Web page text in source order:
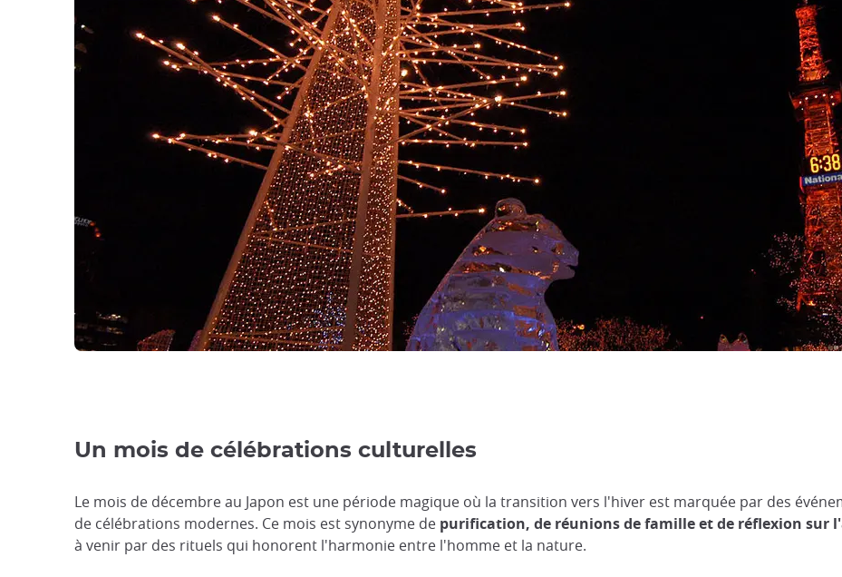
Un mois de célébrations culturelles
Le mois de décembre au Japon est une période magique où la transition vers l'hiver est marquée par des
de célébrations modernes. Ce mois est synonyme de purification, de réunions de famille et de réflexion sur
à venir par des rituels qui honorent l'harmonie entre l'homme et la nature.